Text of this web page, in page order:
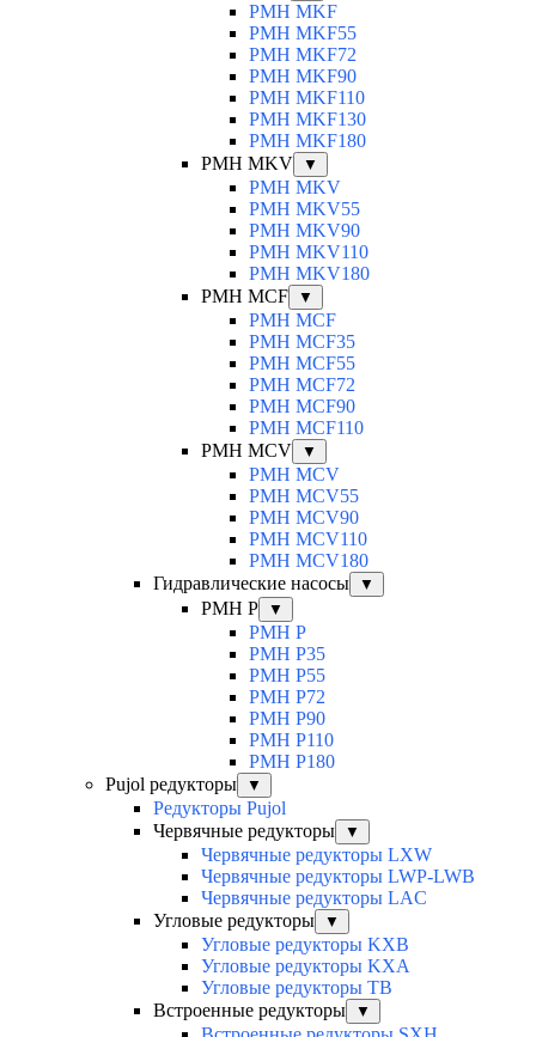
PMH MKF
PMH MKF55
PMH MKF72
PMH MKF90
PMH MKF110
PMH MKF130
PMH MKF180
PMH MKV
▼
PMH MKV
PMH MKV55
PMH MKV90
PMH MKV110
PMH MKV180
PMH MCF
▼
PMH MCF
PMH MCF35
PMH MCF55
PMH MCF72
PMH MCF90
PMH MCF110
PMH MCV
▼
PMH MCV
PMH MCV55
PMH MCV90
PMH MCV110
PMH MCV180
Гидравлические насосы
▼
PMH P ▼
PMH P
PMH P35
PMH P55
PMH P72
PMH P90
PMH P110
PMH P180
Pujol редукторы
▼
Редукторы Pujol
Червячные редукторы
▼
Червячные редукторы LXW
Червячные редукторы LWP-LWB
Червячные редукторы LAC
Угловые редукторы
▼
Угловые редукторы KXB
Угловые редукторы KXA
Угловые редукторы TB
Встроенные редукторы
▼